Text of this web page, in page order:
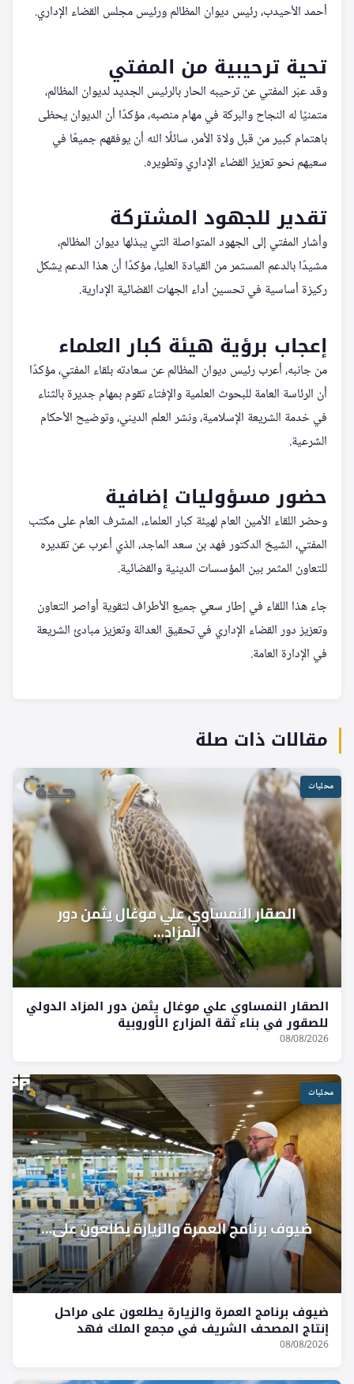
أحمد الأحيدب، رئيس ديوان المظالم ورئيس مجلس القضاء الإداري.
تحية ترحيبية من المفتي
وقد عبّر المفتي عن ترحيبه الحار بالرئيس الجديد لديوان المظالم،
متمنيًا له النجاح والبركة في مهام منصبه، مؤكدًا أن الديوان يحظى
باهتمام كبير من قبل ولاة الأمر، سائلًا الله أن يوفقهم جميعًا في
سعيهم نحو تعزيز القضاء الإداري وتطويره.
تقدير للجهود المشتركة
وأشار المفتي إلى الجهود المتواصلة التي يبذلها ديوان المظالم،
مشيدًا بالدعم المستمر من القيادة العليا، مؤكدًا أن هذا الدعم يشكل
ركيزة أساسية في تحسين أداء الجهات القضائية الإدارية.
إعجاب برؤية هيئة كبار العلماء
من جانبه، أعرب رئيس ديوان المظالم عن سعادته بلقاء المفتي، مؤكدًا
أن الرئاسة العامة للبحوث العلمية والإفتاء تقوم بمهام جديرة بالثناء
في خدمة الشريعة الإسلامية، ونشر العلم الديني، وتوضيح الأحكام
الشرعية.
حضور مسؤوليات إضافية
وحضر اللقاء الأمين العام لهيئة كبار العلماء، المشرف العام على مكتب
المفتي، الشيخ الدكتور فهد بن سعد الماجد، الذي أعرب عن تقديره
للتعاون المثمر بين المؤسسات الدينية والقضائية.
جاء هذا اللقاء في إطار سعي جميع الأطراف لتقوية أواصر التعاون
وتعزيز دور القضاء الإداري في تحقيق العدالة وتعزيز مبادئ الشريعة
في الإدارة العامة.
مقالات ذات صلة
محليات
الصقار النمساوي علي موغال يثمن دور المزاد الدولي
للصقور في بناء ثقة المزارع الأوروبية
08/08/2026
محليات
ضيوف برنامج العمرة والزيارة يطلعون على مراحل
إنتاج المصحف الشريف في مجمع الملك فهد
08/08/2026